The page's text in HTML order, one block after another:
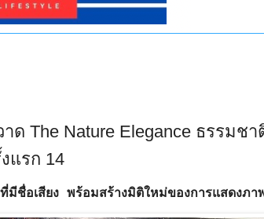
ด The Nature Elegance ธรรมช
แรก 14
ชื่อเสียง พร้อมสร้างมิติใหม่ของการแสดงภา